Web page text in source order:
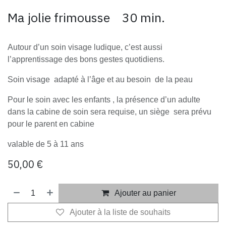
Ma jolie frimousse 30 min.
Autour d’un soin visage ludique, c’est aussi
l’apprentissage des bons gestes quotidiens.
Soin visage adapté à l’âge et au besoin de la peau
Pour le soin avec les enfants , la présence d’un adulte
dans la cabine de soin sera requise, un siège sera prévu
pour le parent en cabine
valable de 5 à 11 ans
50,00 €
Ajouter au panier
Ajouter à la liste de souhaits